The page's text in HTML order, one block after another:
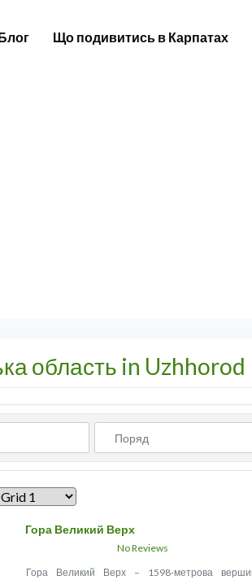
Що подивитись в Карпатах
область in Uzhhorod
Гора Великий Верх
No Reviews
Гора Великий Верх – 1598-метрова